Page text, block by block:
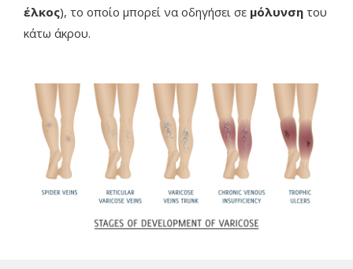
έλκος), το οποίο μπορεί να οδηγήσει σε μόλυνση του
κάτω άκρου.